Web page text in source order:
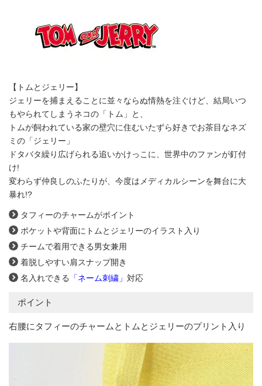
【トムとジェリー】
ジェリーを捕まえることに並々ならぬ情熱を注ぐけど、結局いつ
もやられてしまうネコの「トム」と、
トムが飼われている家の壁穴に住むいたずら好きでお茶目なネズ
ミの「ジェリー」
ドタバタ繰り広げられる追いかけっこに、世界中のファンが釘付
け!
変わらず仲良しのふたりが、今度はメディカルシーンを舞台に大
暴れ!?
タフィーのチャームがポイント
ポケットや背面にトムとジェリーのイラスト入り
チームで着用できる男女兼用
着脱しやすい肩スナップ開き
名入れできる
「ネーム刺繍」 対応
ポイント
右腰にタフィーのチャームとトムとジェリーのプリント入り